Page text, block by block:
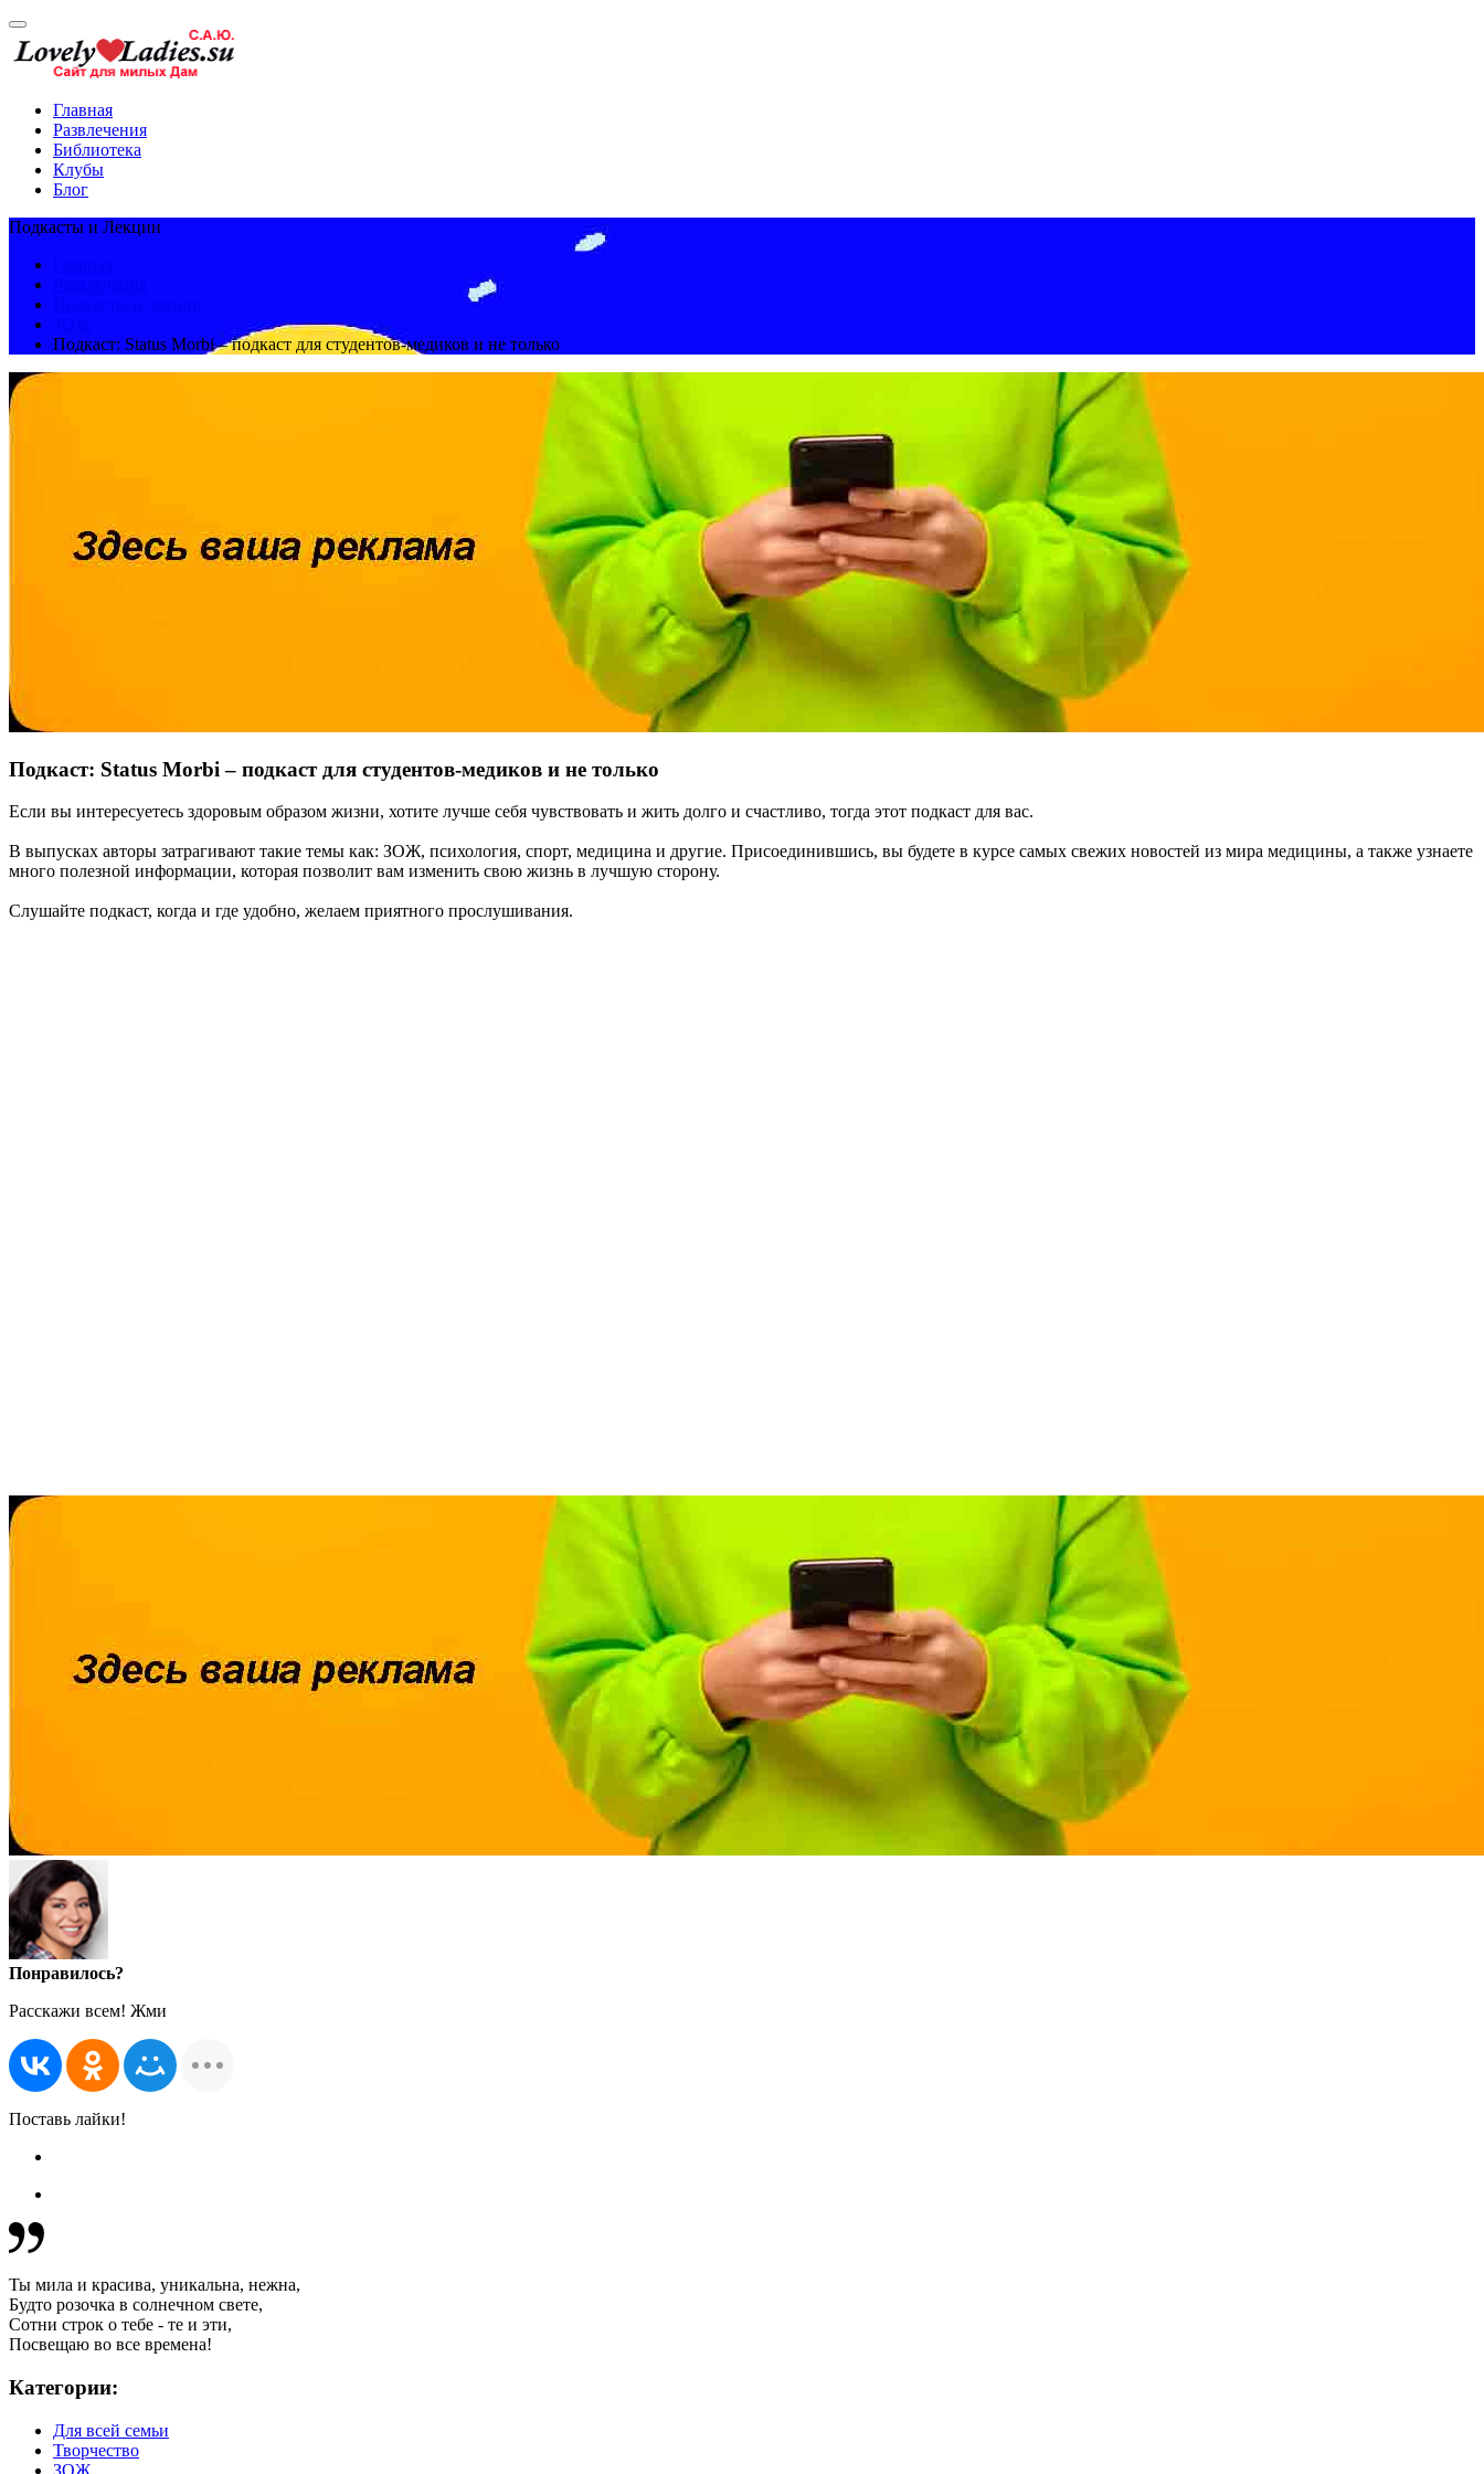
Главная
Развлечения
Библиотека
Клубы
Блог
Подкасты и Лекции
Подкаст: Status Morbi – подкаст для студентов-медиков и не только
Подкаст: Status Morbi – подкаст для студентов-медиков и не только
Если вы интересуетесь здоровым образом жизни, хотите лучше себя чувствовать и жить долго и счастливо, тогда этот подкаст для вас.
В выпусках авторы затрагивают такие темы как: ЗОЖ, психология, спорт, медицина и другие. Присоединившись, вы будете в курсе самых свежих новостей из мира медицины, а также узнаете
много полезной информации, которая позволит вам изменить свою жизнь в лучшую сторону.
Слушайте подкаст, когда и где удобно, желаем приятного прослушивания.
Понравилось?
Расскажи всем! Жми
Поставь лайки!
Ты мила и красива, уникальна, нежна,
Будто розочка в солнечном свете,
Сотни строк о тебе - те и эти,
Посвещаю во все времена!
Категории:
Для всей семьи
Творчество
ЗОЖ